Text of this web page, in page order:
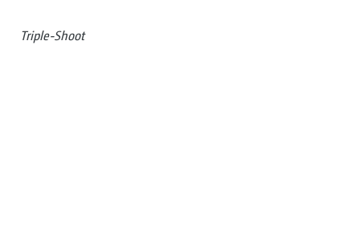
Triple-Shoot